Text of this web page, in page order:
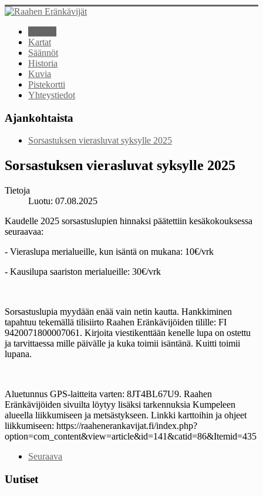
Kartat
Säännöt
Historia
Kuvia
Pistekortti
Yhteystiedot
Ajankohtaista
Sorsastuksen vierasluvat syksylle 2025
Sorsastuksen vierasluvat syksylle 2025
Tietoja
Luotu: 07.08.2025
Kaudelle 2025 sorsastuslupien hinnaksi päätettiin kesäkokouksessa
seuraavaa:
- Vieraslupa merialueille, kun isäntä on mukana: 10€/vrk
- Kausilupa saariston merialueille: 30€/vrk
Sorsastuslupia myydään enää vain netin kautta. Hankkiminen
tapahtuu tekemällä tilisiirto Raahen Eränkävijöiden tilille: FI
9420071800007061. Kirjoita viestikenttään kenelle lupa on ostettu
ja tarvittaessa mille päivälle ja kuka toimii isäntänä. Kuitti toimii
lupana.
Aluetunnus GPS-laitteita varten: 8JT4BL67U9. Raahen
Eränkävijöiden sivuilta löytyy lisäksi tarkennuksia Kumpeleen
alueella liikkumiseen ja metsästykseen. Linkki karttoihin ja ohjeet
liikkumiseen: https://raahenerankavijat.fi/index.php?
option=com_content&view=article&id=141&catid=86&Itemid=435
Seuraava
Uutiset